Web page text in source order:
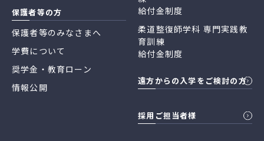
保護者等の方
保護者等のみなさまへ
学費について
奨学金・教育ローン
情報公開
給付金制度
柔道整復師学科 専門実践教
育訓練
給付金制度
遠方からの入学をご検討の方
採用ご担当者様